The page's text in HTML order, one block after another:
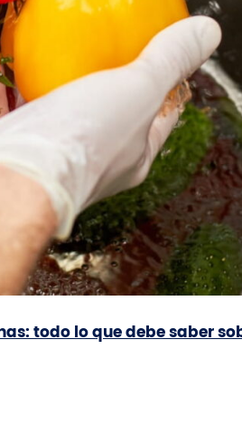
todo lo que debe saber